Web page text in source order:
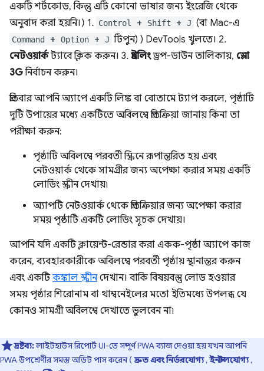
একটি শর্টকোড, কিন্তু এটি কোনো ভাষার জন্য ইংরেজি থেকে
অনুবাদ করা হয়নি।) 1. Control + Shift + J (বা Mac-এ
Command + Option + J টিপুন) ) DevTools খুলতে। 2.
নেটওয়ার্কট্যাবে ক্লিক করুন। 3. থ্রটলিংড্রপ-ডাউন তালিকায়, স্লো
3Gনির্বাচন করুন।
প্রতিবার আপনি অ্যাপে একটি লিঙ্ক বা বোতামে ট্যাপ করলে, পৃষ্ঠাটি
দুটি উপায়ের মধ্যে একটিতে অবিলম্বে প্রতিক্রিয়া জানায় কিনা তা
পরীক্ষা করুন:
পৃষ্ঠাটি অবিলম্বে পরবর্তী স্ক্রিনে রূপান্তরিত হয় এবং
নেটওয়ার্ক থেকে সামগ্রীর জন্য অপেক্ষা করার সময় একটি
লোডিং স্ক্রীন দেখায়৷
অ্যাপটি নেটওয়ার্ক থেকে প্রতিক্রিয়ার জন্য অপেক্ষা করার
সময় পৃষ্ঠাটি একটি লোডিং সূচক দেখায়।
আপনি যদি একটি ক্লায়েন্ট-রেন্ডার করা একক-পৃষ্ঠা অ্যাপে কাজ
করেন, ব্যবহারকারীকে অবিলম্বে পরবর্তী পৃষ্ঠায় স্থানান্তর করুন
এবং একটিকঙ্কাল স্ক্রীনদেখান। বাকি বিষয়বস্তু লোড হওয়ার
সময় পৃষ্ঠার শিরোনাম বা থাম্বনেইলের মতো ইতিমধ্যে উপলব্ধ যে
কোনও সামগ্রী অবিলম্বে দেখাতে ভুলবেন না৷
দ্রষ্টব্য:লাইটহাউস রিপোর্ট UI-তে সম্পূর্ণ PWA ব্যাজ দেওয়া হয় যখন আপনি
PWA উপশ্রেণীর সমস্ত অডিট পাস করেন (দ্রুত এবং নির্ভরযোগ্য,ইনস্টলযোগ্য,